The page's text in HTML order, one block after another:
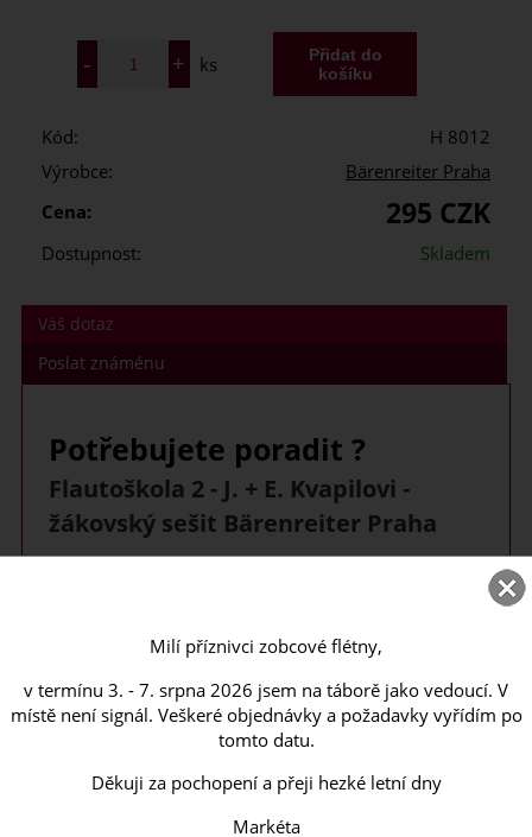
ks
Kód:
H 8012
Výrobce:
Bärenreiter Praha
Cena:
295 CZK
Dostupnost: Skladem
Váš dotaz
Poslat známénu
Potřebujete poradit ?
Flautoškola 2 - J. + E. Kvapilovi -
žákovský sešit Bärenreiter Praha
pondělí - středa.
Brzy se Vám ozveme.
Vaše jméno, příjmení, firma
Milí příznivci zobcové flétny,
v termínu 3. - 7. srpna 2026 jsem na táborě jako vedoucí. V
místě není signál. Veškeré objednávky a požadavky vyřídím po
tomto datu.
Děkuji za pochopení a přeji hezké letní dny
Markéta